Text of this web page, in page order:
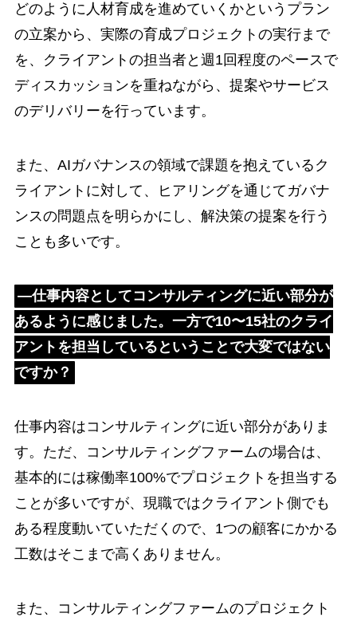
どのように人材育成を進めていくかというプラン
の立案から、実際の育成プロジェクトの実行まで
を、クライアントの担当者と週1回程度のペースで
ディスカッションを重ねながら、提案やサービス
のデリバリーを行っています。
また、AIガバナンスの領域で課題を抱えているク
ライアントに対して、ヒアリングを通じてガバナ
ンスの問題点を明らかにし、解決策の提案を行う
ことも多いです。
―仕事内容としてコンサルティングに近い部分が
あるように感じました。一方で10〜15社のクライ
アントを担当しているということで大変ではない
ですか？
仕事内容はコンサルティングに近い部分がありま
す。ただ、コンサルティングファームの場合は、
基本的には稼働率100%でプロジェクトを担当する
ことが多いですが、現職ではクライアント側でも
ある程度動いていただくので、1つの顧客にかかる
工数はそこまで高くありません。
また、コンサルティングファームのプロジェクト